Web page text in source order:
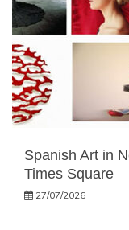
Spanish Art in
Times Square
27/07/2026